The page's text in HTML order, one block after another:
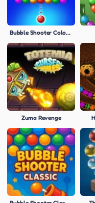
Bubble Shooter Colors Game
Zuma Revenge